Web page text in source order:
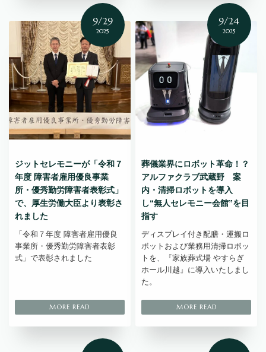
9/29
2025
ジットセレモニーが「令和７
年度 障害者雇用優良事業
所・優秀勤労障害者表彰式」
で、厚生労働大臣より表彰さ
れました
「令和７年度 障害者雇用優良
事業所・優秀勤労障害者表彰
式」で表彰されました
9/24
2025
葬儀業界にロボット革命！？
アルファクラブ武蔵野 案
内・清掃ロボットを導入
し“無人セレモニー会館”を目
指す
ディスプレイ付き配膳・運搬ロ
ボットおよび業務用清掃ロボッ
トを、『家族葬式場 やすらぎ
ホール川越』に導入いたしまし
た。